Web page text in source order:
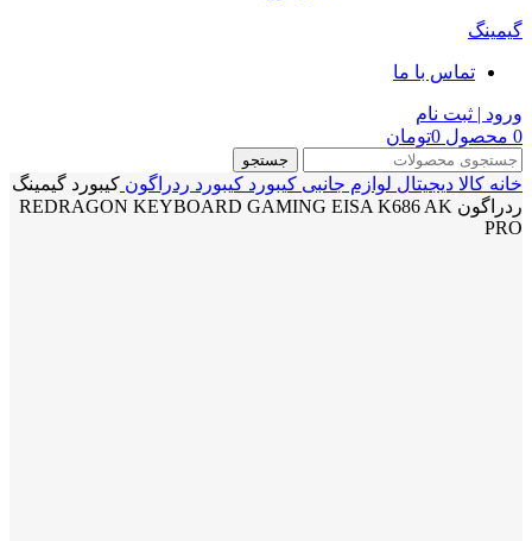
گیمینگ
تماس با ما
ورود | ثبت نام
0 محصول 0تومان
جستجو
خانه کالا دیجیتال لوازم جانبی کیبورد کیبورد ردراگون کیبورد گیمینگ
ردراگون REDRAGON KEYBOARD GAMING EISA K686 AK
PRO